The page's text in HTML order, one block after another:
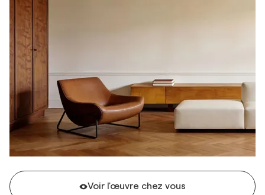
Voir l'œuvre chez vous